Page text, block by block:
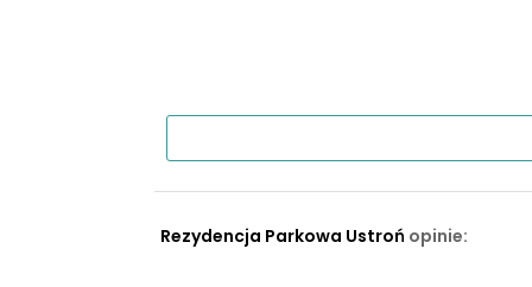
Rezydencja Parkowa Ustroń opinie: